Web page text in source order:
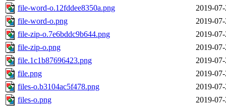
file-word-o.12fddee8350a.png
2019-
file-word-o.png
2019-
file-zip-o.7e6bddc9b644.png
2019-
file-zip-o.png
2019-
file.1c1b87696423.png
2019-
file.png
2019-
files-o.b3104ac5f478.png
2019-
files-o.png
2019-